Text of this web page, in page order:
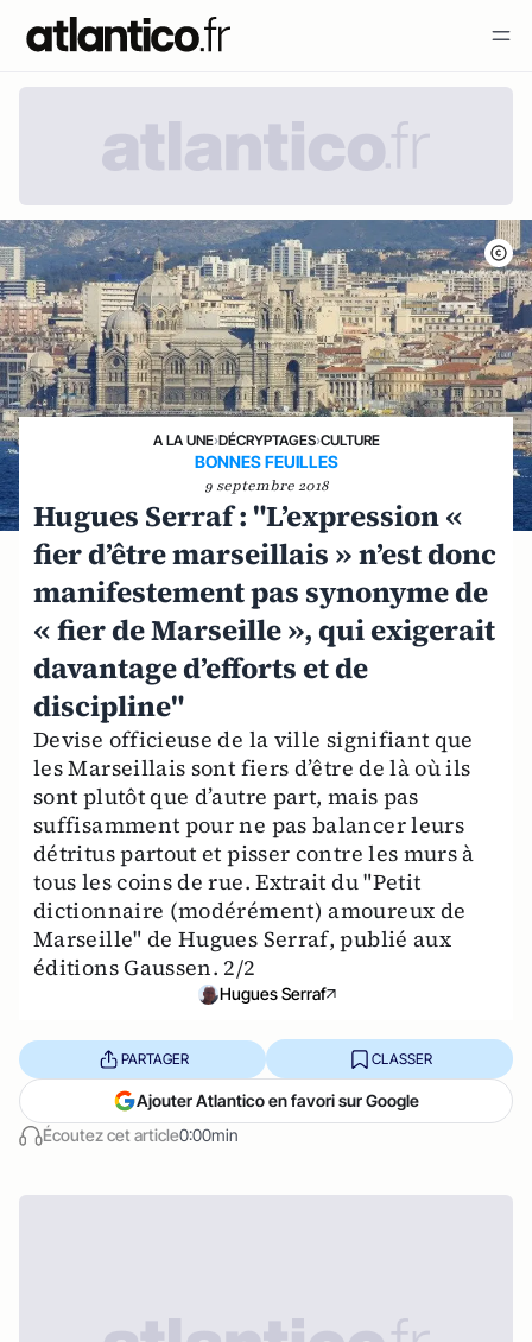
A LA UNE›DÉCRYPTAGES›CULTURE
BONNES FEUILLES
9 septembre 2018
Hugues Serraf : "L’expression «
fier d’être marseillais » n’est donc
manifestement pas synonyme de
« fier de Marseille », qui exigerait
davantage d’efforts et de
discipline"
Devise officieuse de la ville signifiant que
les Marseillais sont fiers d’être de là où ils
sont plutôt que d’autre part, mais pas
suffisamment pour ne pas balancer leurs
détritus partout et pisser contre les murs à
tous les coins de rue. Extrait du "Petit
dictionnaire (modérément) amoureux de
Marseille" de Hugues Serraf, publié aux
éditions Gaussen. 2/2
Hugues Serraf
Écoutez cet article0:00min
PARTAGER CLASSER
Ajouter Atlantico en favori sur Google